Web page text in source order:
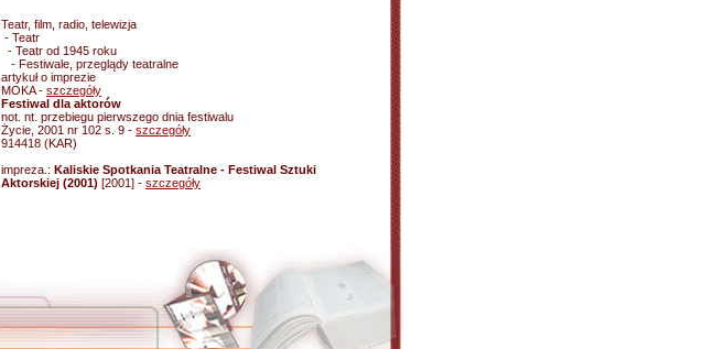
Teatr, film, radio, telewizja
- Teatr
- Teatr od 1945 roku
- Festiwale, przeglądy teatralne
artykuł o imprezie
MOKA - szczegóły
Festiwal dla aktorów
not. nt. przebiegu pierwszego dnia festiwalu
Życie, 2001 nr 102 s. 9 - szczegóły
914418 (KAR)
impreza.: Kaliskie Spotkania Teatralne - Festiwal Sztuki
Aktorskiej (2001) [2001] - szczegóły